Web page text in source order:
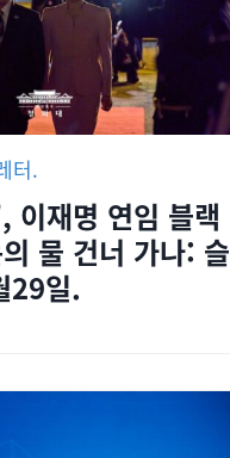
터.
이재명 연임 블랙
물 건너 가나: 슬
29일.